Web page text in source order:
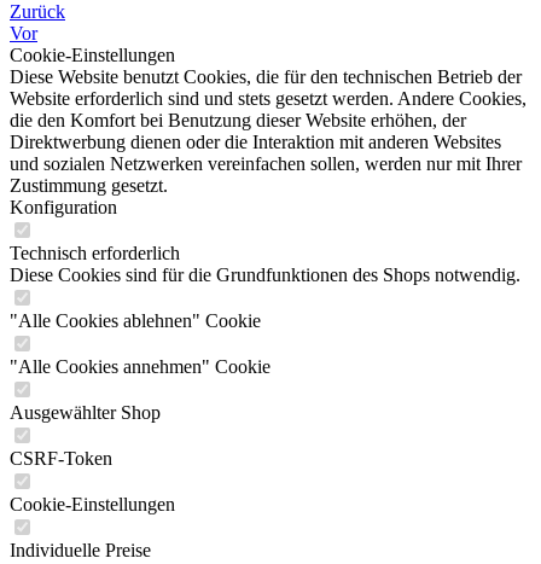
Zurück
Vor
Cookie-Einstellungen
Diese Website benutzt Cookies, die für den technischen Betrieb der
Website erforderlich sind und stets gesetzt werden. Andere Cookies,
die den Komfort bei Benutzung dieser Website erhöhen, der
Direktwerbung dienen oder die Interaktion mit anderen Websites
und sozialen Netzwerken vereinfachen sollen, werden nur mit Ihrer
Zustimmung gesetzt.
Konfiguration
Technisch erforderlich
Diese Cookies sind für die Grundfunktionen des Shops notwendig.
"Alle Cookies ablehnen" Cookie
"Alle Cookies annehmen" Cookie
Ausgewählter Shop
CSRF-Token
Cookie-Einstellungen
Individuelle Preise